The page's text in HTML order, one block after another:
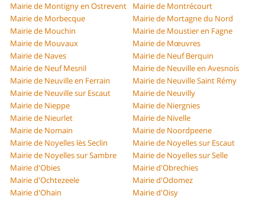
Mairie de Montigny en Ostrevent
Mairie de Montrécourt
Mairie de Morbecque
Mairie de Mortagne du Nord
Mairie de Mouchin
Mairie de Moustier en Fagne
Mairie de Mouvaux
Mairie de Mœuvres
Mairie de Naves
Mairie de Neuf Berquin
Mairie de Neuf Mesnil
Mairie de Neuville en Avesnois
Mairie de Neuville en Ferrain
Mairie de Neuville Saint Rémy
Mairie de Neuville sur Escaut
Mairie de Neuvilly
Mairie de Nieppe
Mairie de Niergnies
Mairie de Nieurlet
Mairie de Nivelle
Mairie de Nomain
Mairie de Noordpeene
Mairie de Noyelles lès Seclin
Mairie de Noyelles sur Escaut
Mairie de Noyelles sur Sambre
Mairie de Noyelles sur Selle
Mairie d'Obies
Mairie d'Obrechies
Mairie d'Ochtezeele
Mairie d'Odomez
Mairie d'Ohain
Mairie d'Oisy